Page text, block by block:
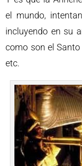
el mundo,
incluyendo en su
como son el Santo
etc.